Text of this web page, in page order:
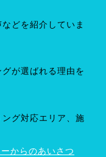
どを紹介していま
が選ばれる理由を
グ対応エリア、施
からのあいさつ